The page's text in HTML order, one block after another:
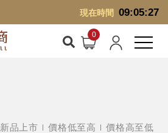
現在時間 09:05:29
新品上市 價格低至高
價格高至低